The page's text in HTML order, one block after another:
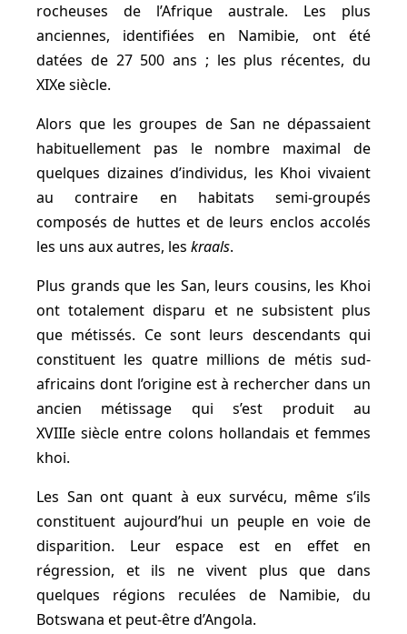
rocheuses de l’Afrique australe. Les plus
anciennes, identifiées en Namibie, ont été
datées de 27 500 ans ; les plus récentes, du
XIXe siècle.
Alors que les groupes de San ne dépassaient
habituellement pas le nombre maximal de
quelques dizaines d’individus, les Khoi vivaient
au contraire en habitats semi-groupés
composés de huttes et de leurs enclos accolés
les uns aux autres, les kraals.
Plus grands que les San, leurs cousins, les Khoi
ont totalement disparu et ne subsistent plus
que métissés. Ce sont leurs descendants qui
constituent les quatre millions de métis sud-
africains dont l’origine est à rechercher dans un
ancien métissage qui s’est produit au
XVIIIe siècle entre colons hollandais et femmes
khoi.
Les San ont quant à eux survécu, même s’ils
constituent aujourd’hui un peuple en voie de
disparition. Leur espace est en effet en
régression, et ils ne vivent plus que dans
quelques régions reculées de Namibie, du
Botswana et peut-être d’Angola.